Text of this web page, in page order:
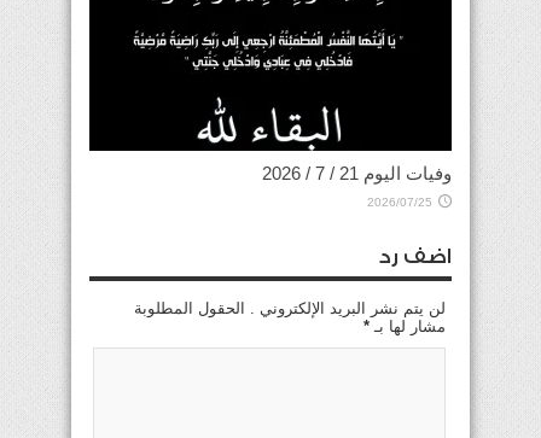
وفيات اليوم 21 / 7 / 2026
2026/07/25
اضف رد
لن يتم نشر البريد الإلكتروني . الحقول المطلوبة
مشار لها بـ *